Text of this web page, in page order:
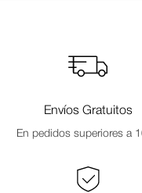
Envíos Gratuitos
En pedidos superiores a